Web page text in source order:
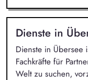
Dienste in
Dienste in Übersee
Fachkräfte für
Welt zu suchen,